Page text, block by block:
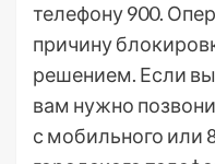
телефону 900.
причину
решением. Если
вам нужно
с мобильного или